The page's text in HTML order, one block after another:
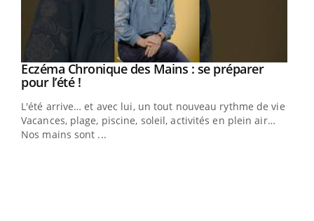
Youtube
Eczéma Chronique des Mains : se préparer
pour l’été !Youtube
L'été arrive… et avec lui, un tout nouveau rythme de vie !
Vacances, plage, piscine, soleil, activités en plein air…
Nos mains sont ...